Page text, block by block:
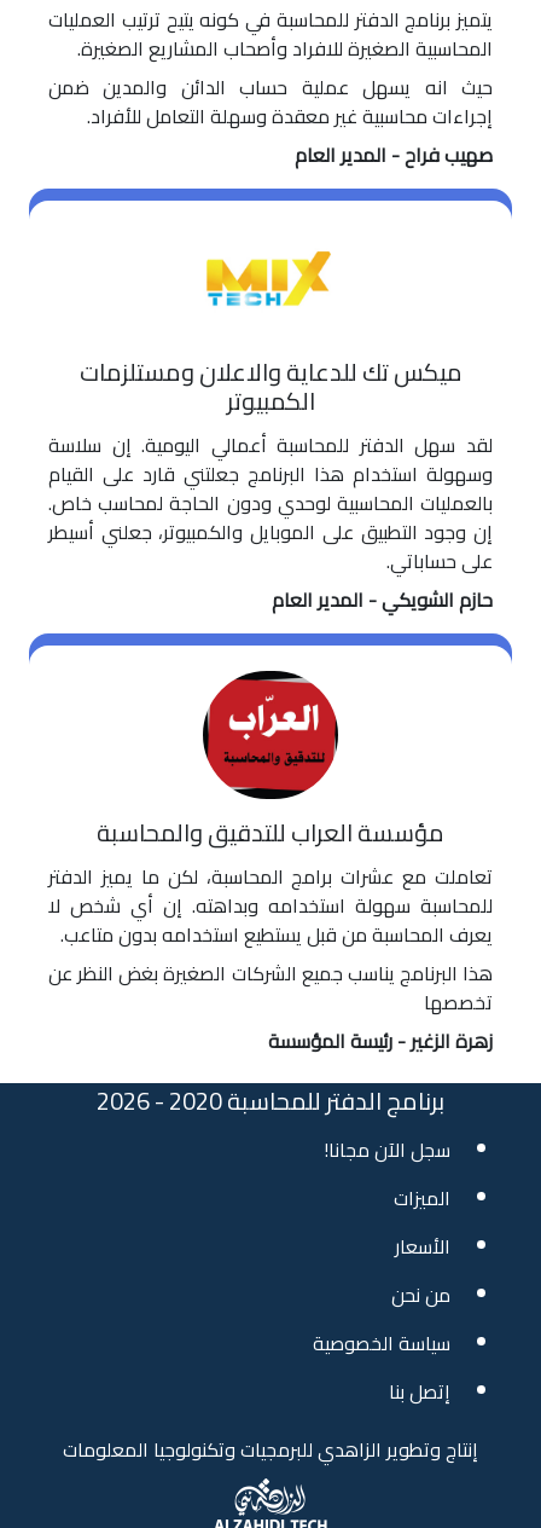
يتميز برنامج الدفتر للمحاسبة في كونه يتيح ترتيب العمليات
المحاسبية الصغيرة للافراد وأصحاب المشاريع الصغيرة.
حيث انه يسهل عملية حساب الدائن والمدين ضمن
إجراءات محاسبية غير معقدة وسهلة التعامل للأفراد.
صهيب فراح - المدير العام
ميكس تك للدعاية والاعلان ومستلزمات
الكمبيوتر
لقد سهل الدفتر للمحاسبة أعمالي اليومية. إن سلاسة
وسهولة استخدام هذا البرنامج جعلتني قارد على القيام
بالعمليات المحاسبية لوحدي ودون الحاجة لمحاسب خاص.
إن وجود التطبيق على الموبايل والكمبيوتر، جعلني أسيطر
على حساباتي.
حازم الشويكي - المدير العام
مؤسسة العراب للتدقيق والمحاسبة
تعاملت مع عشرات برامج المحاسبة، لكن ما يميز الدفتر
للمحاسبة سهولة استخدامه وبداهته. إن أي شخص لا
يعرف المحاسبة من قبل يستطيع استخدامه بدون متاعب.
هذا البرنامج يناسب جميع الشركات الصغيرة بغض النظر عن
تخصصها
زهرة الزغير - رئيسة المؤسسة
برنامج الدفتر للمحاسبة 2020 - 2026
سجل الآن مجانا!
الميزات
الأسعار
من نحن
سياسة الخصوصية
إتصل بنا
إنتاج وتطوير الزاهدي للبرمجيات وتكنولوجيا المعلومات